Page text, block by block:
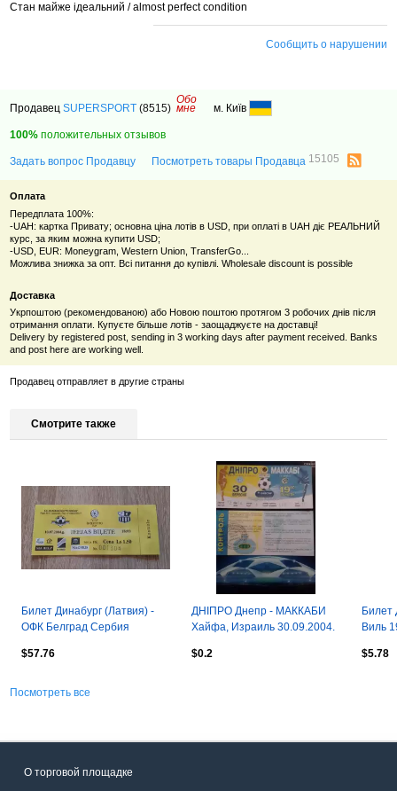
Стан майже ідеальний / almost perfect condition
Сообщить о нарушении
ПродавецSUPERSPORT (8515)
Обо
мне м. Київ
100% положительных отзывов
Задать вопрос Продавцу Посмотреть товары Продавца 15105
Оплата
Передплата 100%:
-UAH: картка Привату; основна ціна лотів в USD, при оплаті в UAH діє РЕАЛЬНИЙ
курс, за яким можна купити USD;
-USD, EUR: Moneygram, Western Union, TransferGo...
Можлива знижка за опт. Всі питання до купівлі. Wholesale discount is possible
Доставка
Укрпоштою (рекомендованою) або Новою поштою протягом 3 робочих днів після
отримання оплати. Купуєте більше лотів - заощаджуєте на доставці!
Delivery by registered post, sending in 3 working days after payment received. Banks
and post here are working well.
Продавец отправляет в другие страны
Смотрите также
Билет Динабург (Латвия) -
ОФК Белград Сербия
$57.76
ДНІПРО Днепр - МАККАБИ
Хайфа, Израиль 30.09.2004.
$0.2
Билет
Виль
$5.78
Посмотреть все
О торговой площадке